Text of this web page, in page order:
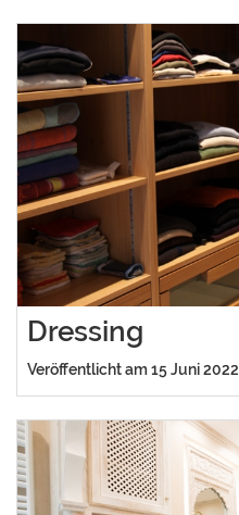
Dressing
Veröffentlicht am 15 Juni 2022